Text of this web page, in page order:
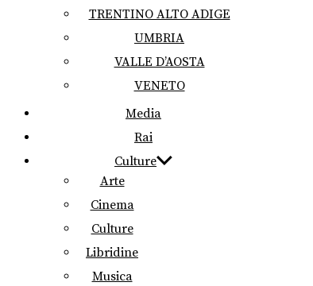
TRENTINO ALTO ADIGE
UMBRIA
VALLE D’AOSTA
VENETO
Media
Rai
Culture
Arte
Cinema
Culture
Libridine
Musica